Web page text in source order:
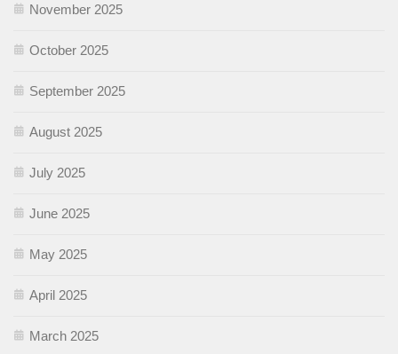
November 2025
October 2025
September 2025
August 2025
July 2025
June 2025
May 2025
April 2025
March 2025